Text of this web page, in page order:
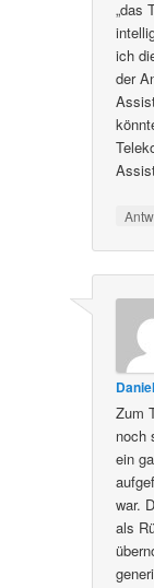
„das
ich
der
Daniel
Zum
noch
ein
war.
als